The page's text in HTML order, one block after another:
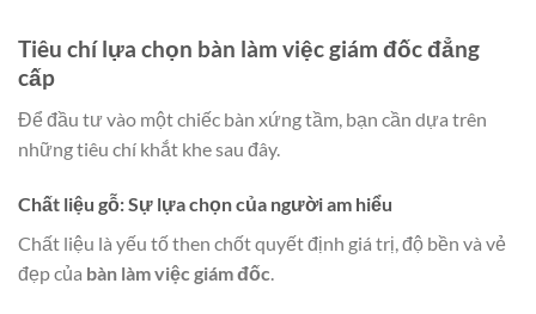
Tiêu chí lựa chọn bàn làm việc giám đốc đẳng
cấp
Để đầu tư vào một chiếc bàn xứng tầm, bạn cần dựa trên
những tiêu chí khắt khe sau đây.
Chất liệu gỗ: Sự lựa chọn của người am hiểu
Chất liệu là yếu tố then chốt quyết định giá trị, độ bền và vẻ
đẹp của bàn làm việc giám đốc.